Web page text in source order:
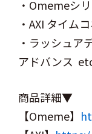
・Omemeシ
・AXI タイム
・ラッシュア
アドバンス
商品詳細▼
【Omeme】